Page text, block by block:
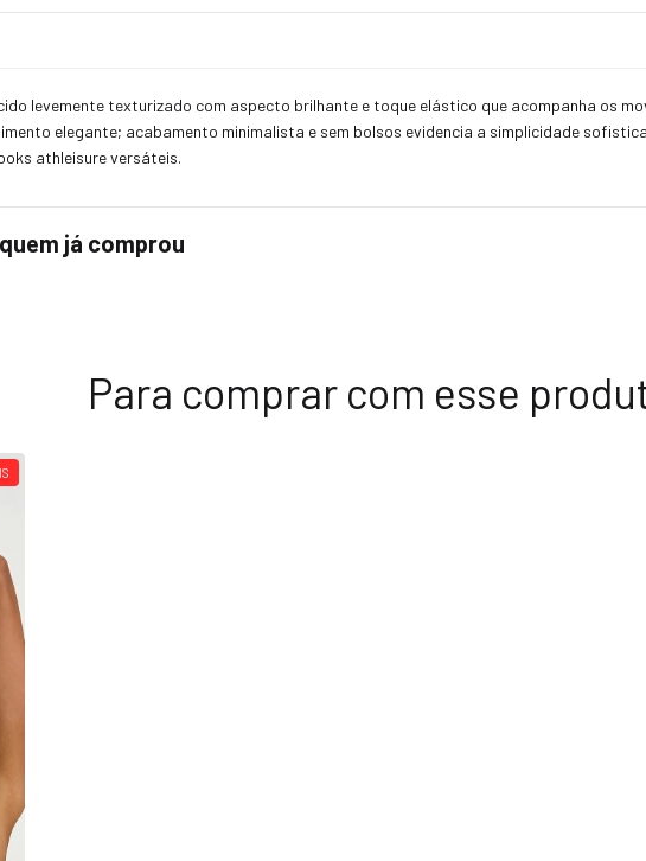
levemente texturizado com aspecto brilhante e toque elástico que acompanha os
elegante; acabamento minimalista e sem bolsos evidencia a simplicidade
athleisure versáteis.
já comprou
Para comprar com esse